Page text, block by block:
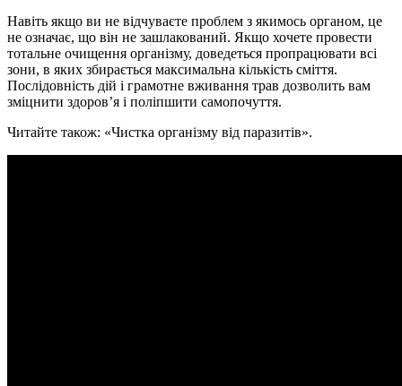
Навіть якщо ви не відчуваєте проблем з якимось органом, це
не означає, що він не зашлакований. Якщо хочете провести
тотальне очищення організму, доведеться пропрацювати всі
зони, в яких збирається максимальна кількість сміття.
Послідовність дій і грамотне вживання трав дозволить вам
зміцнити здоров’я і поліпшити самопочуття.
Читайте також: «Чистка організму від паразитів».